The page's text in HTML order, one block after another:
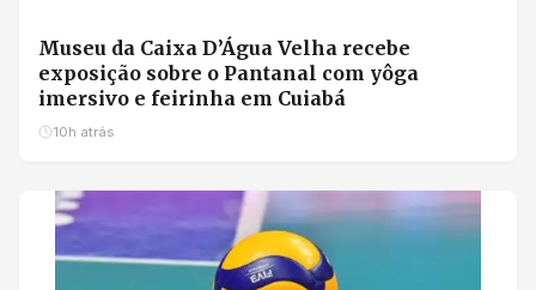
Museu da Caixa D’Água Velha recebe
exposição sobre o Pantanal com yôga
imersivo e feirinha em Cuiabá
10h atrás